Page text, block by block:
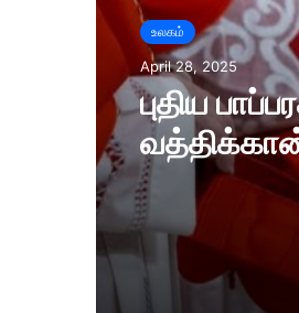
உலகம்
April 28, 2025
புதிய
வத்திக்கான்